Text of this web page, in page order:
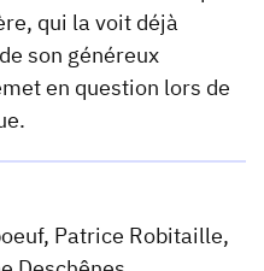
qui la voit déjà
son généreux
en question lors de
Patrice Robitaille,